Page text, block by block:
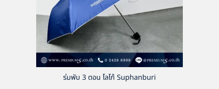
ร่มพับ 3 ตอน โลโก้ Suphanburi